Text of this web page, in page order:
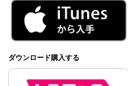
ダウンロード購入する